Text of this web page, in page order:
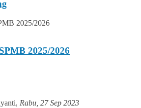
2025/2026
, Rabu, 27 Sep 2023